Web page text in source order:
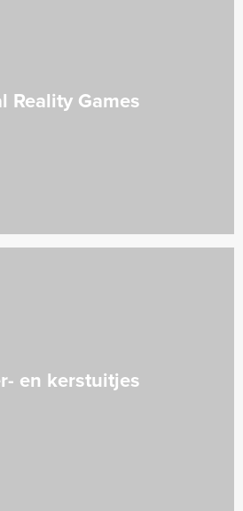
Reality Games
en kerstuitjes